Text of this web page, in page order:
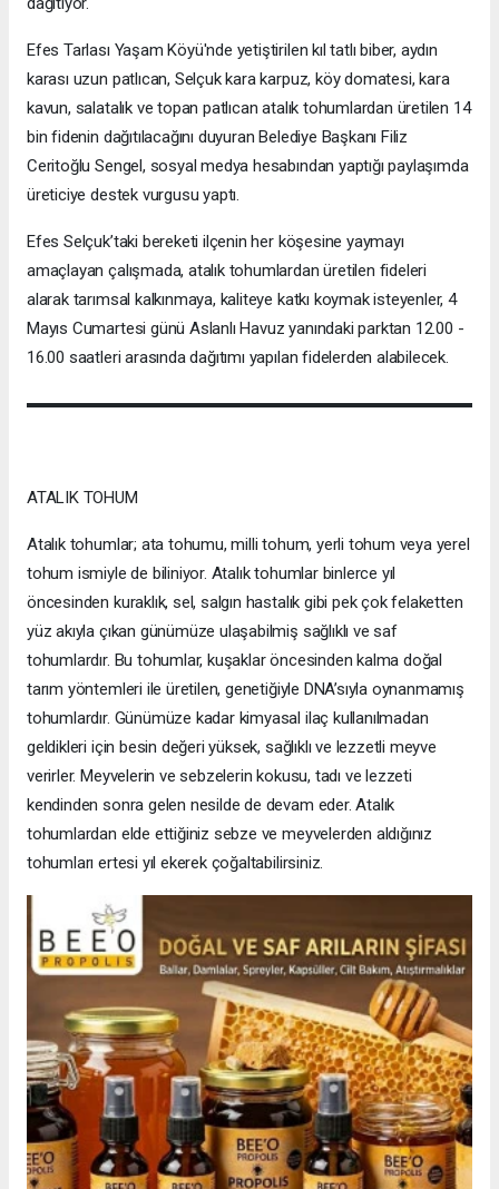
Efes Tarlası Yaşam Köyü'nde yetiştirilen kıl tatlı biber, aydın
karası uzun patlıcan, Selçuk kara karpuz, köy domatesi, kara
kavun, salatalık ve topan patlıcan atalık tohumlardan üretilen 14
bin fidenin dağıtılacağını duyuran Belediye Başkanı Filiz
Ceritoğlu Sengel, sosyal medya hesabından yaptığı paylaşımda
üreticiye destek vurgusu yaptı.
Efes Selçuk’taki bereketi ilçenin her köşesine yaymayı
amaçlayan çalışmada, atalık tohumlardan üretilen fideleri
alarak tarımsal kalkınmaya, kaliteye katkı koymak isteyenler, 4
Mayıs Cumartesi günü Aslanlı Havuz yanındaki parktan 12.00 -
16.00 saatleri arasında dağıtımı yapılan fidelerden alabilecek.
ATALIK TOHUM
Atalık tohumlar; ata tohumu, milli tohum, yerli tohum veya yerel
tohum ismiyle de biliniyor. Atalık tohumlar binlerce yıl
öncesinden kuraklık, sel, salgın hastalık gibi pek çok felaketten
yüz akıyla çıkan günümüze ulaşabilmiş sağlıklı ve saf
tohumlardır. Bu tohumlar, kuşaklar öncesinden kalma doğal
tarım yöntemleri ile üretilen, genetiğiyle DNA’sıyla oynanmamış
tohumlardır. Günümüze kadar kimyasal ilaç kullanılmadan
geldikleri için besin değeri yüksek, sağlıklı ve lezzetli meyve
verirler. Meyvelerin ve sebzelerin kokusu, tadı ve lezzeti
kendinden sonra gelen nesilde de devam eder. Atalık
tohumlardan elde ettiğiniz sebze ve meyvelerden aldığınız
tohumları ertesi yıl ekerek çoğaltabilirsiniz.